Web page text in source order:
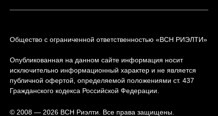
Общество с ограниченной ответственностью «ВСН РИЭЛТИ»
Опубликованная на данном сайте информация носит
исключительно информационный характер и не является
публичной офертой, определяемой положениями ст. 437
Гражданского кодекса Российской Федерации.
© 2008 — 2026 ВСН Риэлти. Все права защищены.